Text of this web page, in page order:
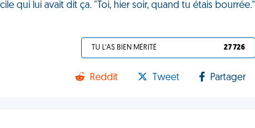
qui lui avait dit ça. "Toi, hier soir, quand tu étais bourrée."
TU L'AS BIEN MÉRITÉ 27 726
Reddit Tweet Partager